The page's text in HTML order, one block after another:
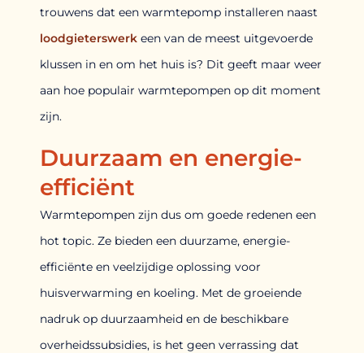
trouwens dat een warmtepomp installeren naast
loodgieterswerkeen van de meest uitgevoerde
klussen in en om het huis is? Dit geeft maar weer
aan hoe populair warmtepompen op dit moment
zijn.
Duurzaam en energie-
efficiënt
Warmtepompen zijn dus om goede redenen een
hot topic. Ze bieden een duurzame, energie-
efficiënte en veelzijdige oplossing voor
huisverwarming en koeling. Met de groeiende
nadruk op duurzaamheid en de beschikbare
overheidssubsidies, is het geen verrassing dat